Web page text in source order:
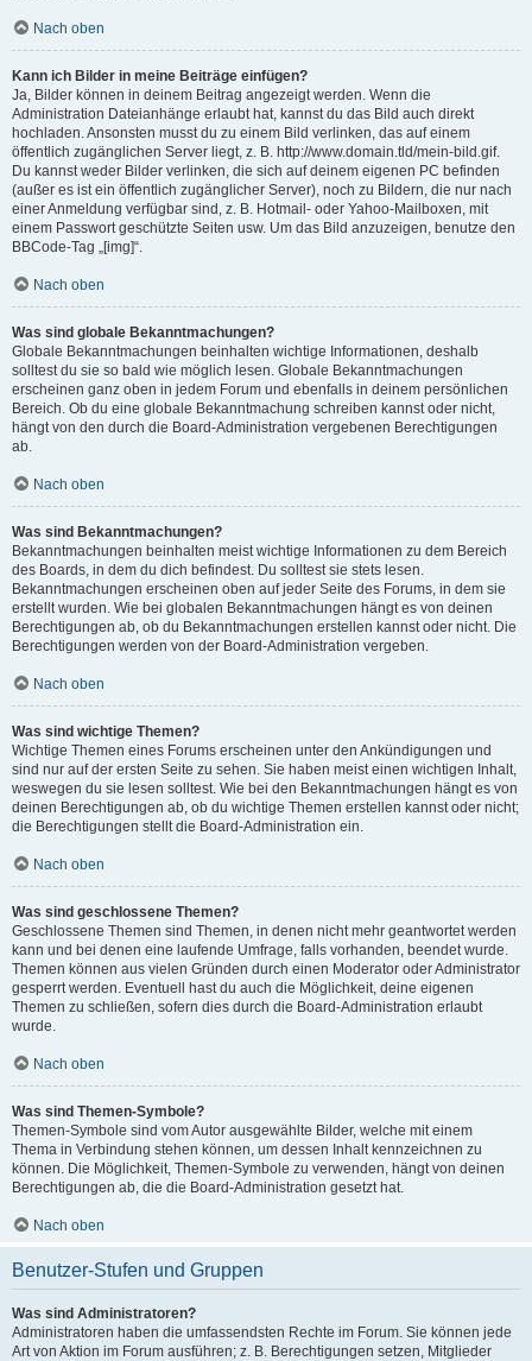
Nach oben
Kann ich Bilder in meine Beiträge einfügen?
Ja, Bilder können in deinem Beitrag angezeigt werden. Wenn die
Administration Dateianhänge erlaubt hat, kannst du das Bild auch direkt
hochladen. Ansonsten musst du zu einem Bild verlinken, das auf einem
öffentlich zugänglichen Server liegt, z. B. http://www.domain.tld/mein-bild.gif.
Du kannst weder Bilder verlinken, die sich auf deinem eigenen PC befinden
(außer es ist ein öffentlich zugänglicher Server), noch zu Bildern, die nur nach
einer Anmeldung verfügbar sind, z. B. Hotmail- oder Yahoo-Mailboxen, mit
einem Passwort geschützte Seiten usw. Um das Bild anzuzeigen, benutze den
BBCode-Tag „[img]“.
Nach oben
Was sind globale Bekanntmachungen?
Globale Bekanntmachungen beinhalten wichtige Informationen, deshalb
solltest du sie so bald wie möglich lesen. Globale Bekanntmachungen
erscheinen ganz oben in jedem Forum und ebenfalls in deinem persönlichen
Bereich. Ob du eine globale Bekanntmachung schreiben kannst oder nicht,
hängt von den durch die Board-Administration vergebenen Berechtigungen
ab.
Nach oben
Was sind Bekanntmachungen?
Bekanntmachungen beinhalten meist wichtige Informationen zu dem Bereich
des Boards, in dem du dich befindest. Du solltest sie stets lesen.
Bekanntmachungen erscheinen oben auf jeder Seite des Forums, in dem sie
erstellt wurden. Wie bei globalen Bekanntmachungen hängt es von deinen
Berechtigungen ab, ob du Bekanntmachungen erstellen kannst oder nicht. Die
Berechtigungen werden von der Board-Administration vergeben.
Nach oben
Was sind wichtige Themen?
Wichtige Themen eines Forums erscheinen unter den Ankündigungen und
sind nur auf der ersten Seite zu sehen. Sie haben meist einen wichtigen Inhalt,
weswegen du sie lesen solltest. Wie bei den Bekanntmachungen hängt es von
deinen Berechtigungen ab, ob du wichtige Themen erstellen kannst oder nicht;
die Berechtigungen stellt die Board-Administration ein.
Nach oben
Was sind geschlossene Themen?
Geschlossene Themen sind Themen, in denen nicht mehr geantwortet werden
kann und bei denen eine laufende Umfrage, falls vorhanden, beendet wurde.
Themen können aus vielen Gründen durch einen Moderator oder Administrator
gesperrt werden. Eventuell hast du auch die Möglichkeit, deine eigenen
Themen zu schließen, sofern dies durch die Board-Administration erlaubt
wurde.
Nach oben
Was sind Themen-Symbole?
Themen-Symbole sind vom Autor ausgewählte Bilder, welche mit einem
Thema in Verbindung stehen können, um dessen Inhalt kennzeichnen zu
können. Die Möglichkeit, Themen-Symbole zu verwenden, hängt von deinen
Berechtigungen ab, die die Board-Administration gesetzt hat.
Nach oben
Benutzer-Stufen und Gruppen
Was sind Administratoren?
Administratoren haben die umfassendsten Rechte im Forum. Sie können jede
Art von Aktion im Forum ausführen; z. B. Berechtigungen setzen, Mitglieder